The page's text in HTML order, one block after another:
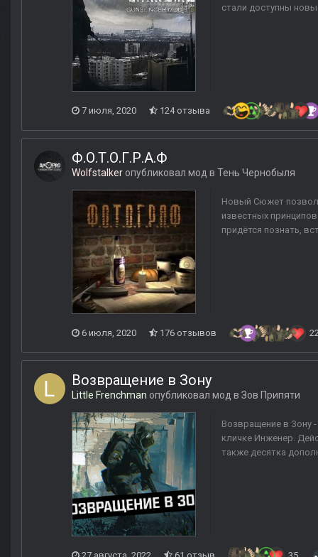
стали доступны
7 июля, 2020 124 отзыва
Ф.О.Т.О.Г.Р.А.Ф
Wolfstalker опубликовал мод в Тень Чернобыля
Новый Сюжет
известных
придётся познать,
6 июля, 2020 176 отзывов
Возвращение в Зону
Little Frenchman опубликовал мод в Зов Припяти
Возвращение в Зону
кличке Инженер.
также десятка